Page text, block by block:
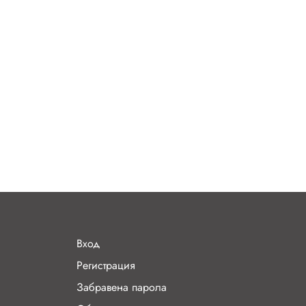
Вход
Регистрация
Забравена парола